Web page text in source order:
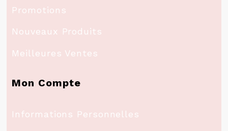
Promotions
Nouveaux Produits
Meilleures Ventes
Mon Compte
Informations Personnelles